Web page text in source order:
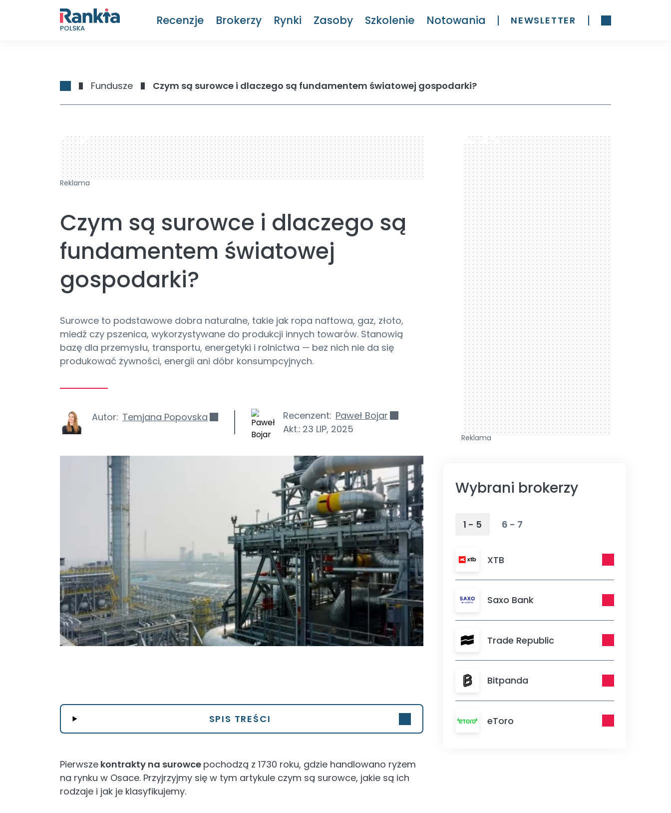
POLSKA
Recenzje Brokerzy Rynki Zasoby Szkolenie Notowania NEWSLETTER
Fundusze Czym są surowce i dlaczego są fundamentem światowej gospodarki?
728 x 90
Reklama
Czym są surowce i dlaczego są
fundamentem światowej
gospodarki?
Surowce to podstawowe dobra naturalne, takie jak ropa naftowa, gaz, złoto,
miedź czy pszenica, wykorzystywane do produkcji innych towarów. Stanowią
bazę dla przemysłu, transportu, energetyki i rolnictwa — bez nich nie da się
produkować żywności, energii ani dóbr konsumpcyjnych.
Autor: Temjana Popovska Recenzent: Paweł Bojar
Akt.: 23 LIP, 2025
SPIS TREŚCI
Pierwsze kontrakty na surowce pochodzą z 1730 roku, gdzie handlowano ryżem
na rynku w Osace. Przyjrzyjmy się w tym artykule czym są surowce, jakie są ich
rodzaje i jak je klasyfikujemy.
300 x 600
Reklama
Wybrani brokerzy
1 - 5 6 - 7
XTB
Saxo Bank
Trade Republic
Bitpanda
eToro